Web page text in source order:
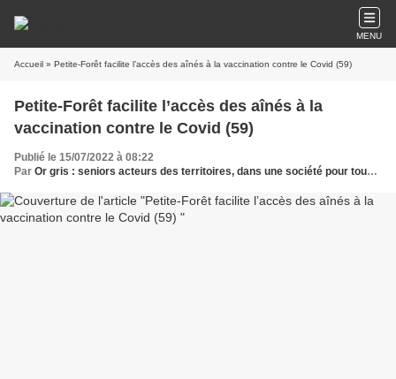
MENU
Accueil » Petite-Forêt facilite l’accès des aînés à la vaccination contre le Covid (59)
Petite-Forêt facilite l’accès des aînés à la
vaccination contre le Covid (59)
Publié le 15/07/2022 à 08:22
Par Or gris : seniors acteurs des territoires, dans une société pour tous les âges